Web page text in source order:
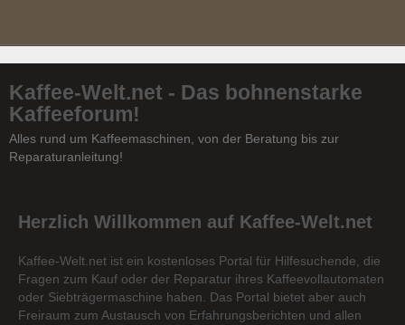
Kaffee-Welt.net - Das bohnenstarke
Kaffeeforum!
Alles rund um Kaffeemaschinen, von der Beratung bis zur
Reparaturanleitung!
Herzlich Willkommen auf Kaffee-Welt.net
Kaffee-Welt.net ist ein kostenloses Portal für Hilfesuchende, die
Fragen zum Kauf oder der Reparatur ihres Kaffeevollautomaten
oder Siebträgermaschine haben. Das Portal bietet aber auch
Freiraum zum Austausch von Erfahrungsberichten und allen